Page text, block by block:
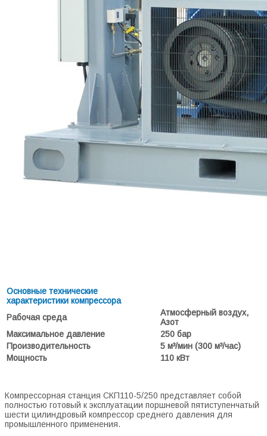
Основные технические
характеристики компрессора
Рабочая среда
Атмосферный воздух,
Азот
Максимальное давление
250 бар
Производительность
5 м³/мин (300 м³/час)
Мощность
110 кВт
Компрессорная станция СКП110-5/250 представляет собой
полностью готовый к эксплуатации поршневой пятиступенчатый
шести цилиндровый компрессор среднего давления для
промышленного применения.